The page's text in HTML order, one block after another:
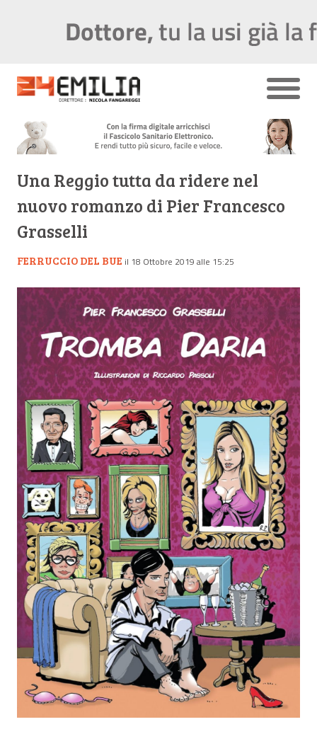
Una Reggio tutta da ridere nel
nuovo romanzo di Pier Francesco
Grasselli
FERRUCCIO DEL BUE il 18 Ottobre 2019 alle 15:25